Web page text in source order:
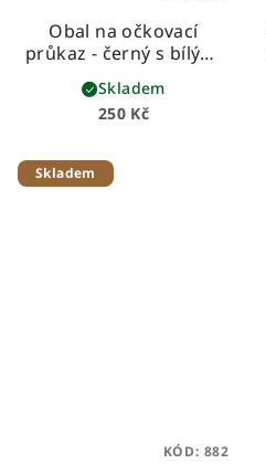
Obal na očkovací
průkaz - černý s bílými
250 Kč
Skladem
Skladem
KÓD: 882